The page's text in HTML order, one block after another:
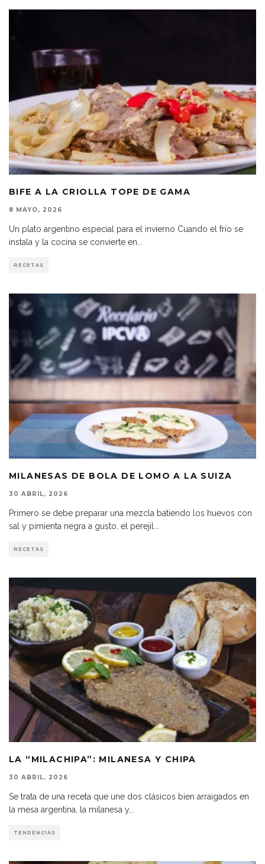
BIFE A LA CRIOLLA TOPE DE GAMA
8 MAYO, 2026
Un plato argentino especial para el invierno Cuando el frío se
instala y la cocina se convierte en
RECETAS
MILANESAS DE BOLA DE LOMO A LA SUIZA
30 ABRIL, 2026
Primero se debe preparar una mezcla batiendo los huevos con
sal y pimienta negra a gusto, el perejil
RECETAS
LA “MILACHIPA”: MILANESA Y CHIPA
30 ABRIL, 2026
Se trata de una receta que une dos clásicos bien arraigados en
la mesa argentina, la milanesa y...
TENDENCIAS